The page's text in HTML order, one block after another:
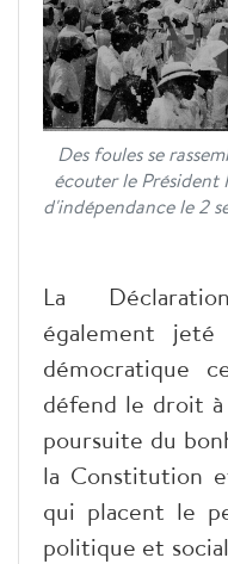
Des foules se
écouter le
d'indépendance le 2
La
également jeté
démocratique
défend le droit
poursuite du
la Constitution
qui placent le
politique et